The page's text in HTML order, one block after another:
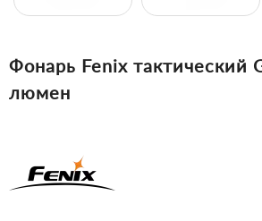
Фонарь Fenix тактический
люмен